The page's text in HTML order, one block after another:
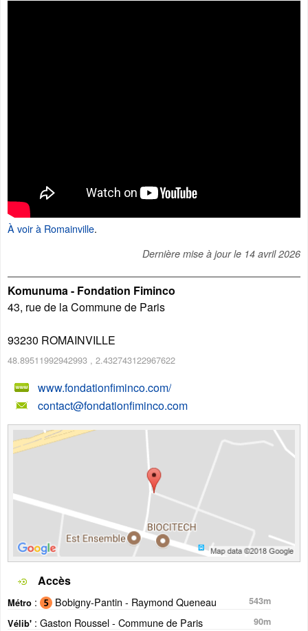
À voir à Romainville.
Dernière mise à jour le 14 avril 2026
Komunuma - Fondation Fiminco
43, rue de la Commune de Paris
93230 ROMAINVILLE
48.89511992942993 , 2.432743122967622
www.fondationfiminco.com/
contact@fondationfiminco.com
Accès
Métro : Bobigny-Pantin - Raymond Queneau
543m
Vélib' : Gaston Roussel - Commune de Paris
90m